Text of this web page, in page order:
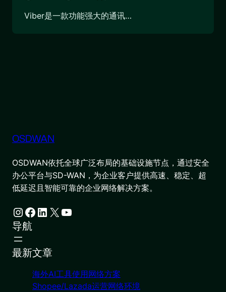
Viber是一款功能强大的通讯…
OSDWAN
OSDWAN依托全球广泛布局的基础设施节点，通过安全
办公平台与SD-WAN，为企业客户提供高速、稳定、超
低延迟且智能可靠的企业网络解决方案。
Instagram Facebook LinkedIn X YouTube
导航
最新文章
海外AI工具使用网络方案
Shopee/Lazada运营网络环境